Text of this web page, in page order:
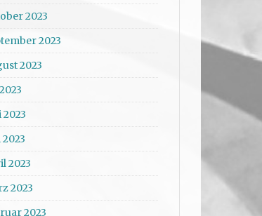
2023
2023
2023
2023
2023
2023
2023